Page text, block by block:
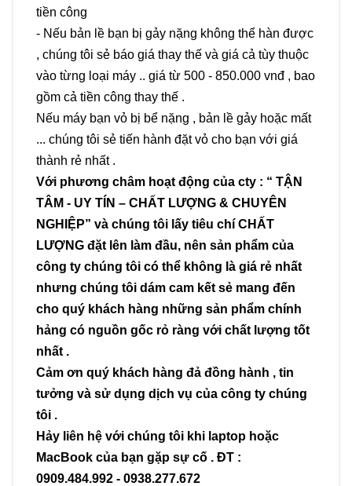
tiền công
- Nếu bản lề bạn bị gảy nặng không thể hàn được
, chúng tôi sẻ báo giá thay thế và giá cả tùy thuộc
vào từng loại máy .. giá từ 500 - 850.000 vnđ , bao
gồm cả tiền công thay thế .
Nếu máy bạn vỏ bị bể nặng , bản lề gảy hoặc mất
... chúng tôi sẻ tiến hành đặt vỏ cho bạn với giá
thành rẻ nhất .
Với phương châm hoạt động của cty : “ TẬN
TÂM - UY TÍN – CHẤT LƯỢNG & CHUYÊN
NGHIỆP” và chúng tôi lấy tiêu chí CHẤT
LƯỢNG đặt lên làm đầu, nên sản phẩm của
công ty chúng tôi có thể không là giá rẻ nhất
nhưng chúng tôi dám cam kết sẻ mang đến
cho quý khách hàng những sản phẩm chính
hảng có nguồn gốc rỏ ràng với chất lượng tốt
nhất .
Cảm ơn quý khách hàng đả đồng hành , tin
tưởng và sử dụng dịch vụ của công ty chúng
tôi .
Hảy liên hệ với chúng tôi khi laptop hoặc
MacBook của bạn gặp sự cố . ĐT :
0909.484.992 - 0938.277.672